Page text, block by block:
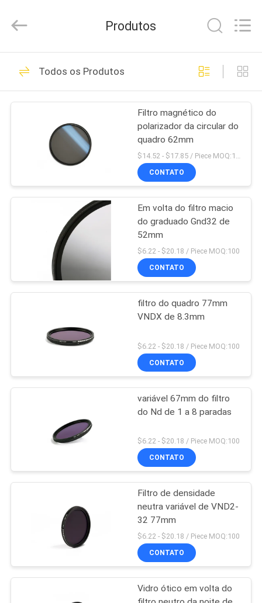
CASA
PRODUTOS
SOBRE
EXCURSÃO
FÁBRICA
CONTROLE
DA
CONTACTE-
CITAÇÕES
MAPA
POLICY
Technology
Ltd..
Reserved.
Filtros da objetiva
18
Filtros quadrados
da câmera
13
Filtro UV da câmera
O IR UV cortou o
filtro
7
13
Produtos
Todos os Produtos
Filtro magnético do
polarizador da circular do
quadro 62mm
$14.52 - $17.85 / Piece MOQ:100
CONTATO
Em volta do filtro macio
do graduado Gnd32 de
52mm
$6.22 - $20.18 / Piece MOQ:100
CONTATO
filtro do quadro 77mm
VNDX de 8.3mm
$6.22 - $20.18 / Piece MOQ:100
CONTATO
variável 67mm do filtro
do Nd de 1 a 8 paradas
$6.22 - $20.18 / Piece MOQ:100
CONTATO
Filtro de densidade
neutra variável de VND2-
32 77mm
$6.22 - $20.18 / Piece MOQ:100
CONTATO
Vidro ótico em volta do